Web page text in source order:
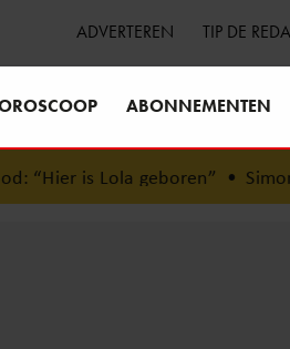
ADVERTEREN TIP DE
ABONNEMENTEN
•Simon Keizer blikt